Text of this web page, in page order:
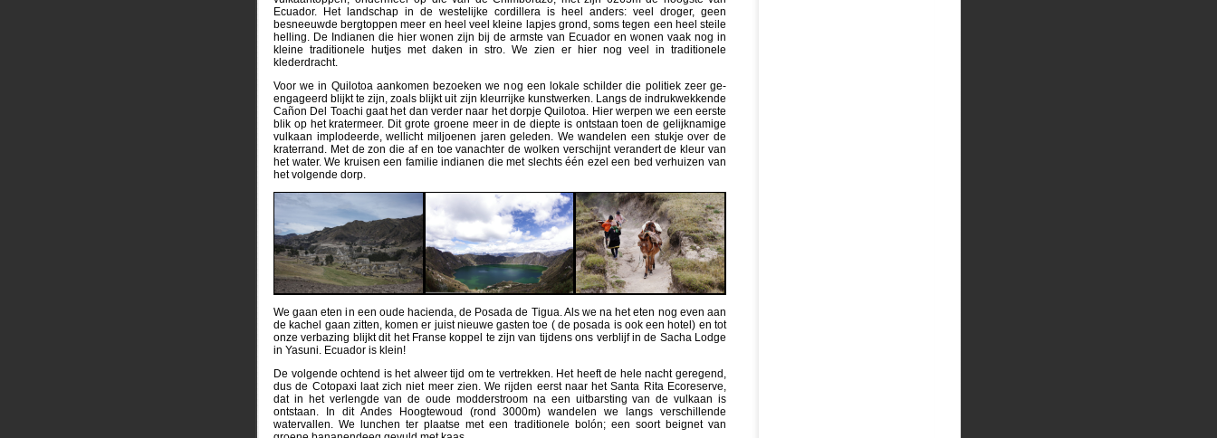
Ecuador. Het landschap in de westelijke cordillera is heel anders: veel droger, geen
besneeuwde bergtoppen meer en heel veel kleine lapjes grond, soms tegen een heel steile
helling. De Indianen die hier wonen zijn bij de armste van Ecuador en wonen vaak nog in
kleine traditionele hutjes met daken in stro. We zien er hier nog veel in traditionele
klederdracht.
Voor we in Quilotoa aankomen bezoeken we nog een lokale schilder die politiek zeer ge-
engageerd blijkt te zijn, zoals blijkt uit zijn kleurrijke kunstwerken. Langs de indrukwekkende
Cañon Del Toachi gaat het dan verder naar het dorpje Quilotoa. Hier werpen we een eerste
blik op het kratermeer. Dit grote groene meer in de diepte is ontstaan toen de gelijknamige
vulkaan implodeerde, wellicht miljoenen jaren geleden. We wandelen een stukje over de
kraterrand. Met de zon die af en toe vanachter de wolken verschijnt verandert de kleur van
het water. We kruisen een familie indianen die met slechts één ezel een bed verhuizen van
het volgende dorp.
We gaan eten in een oude hacienda, de Posada de Tigua. Als we na het eten nog even aan
de kachel gaan zitten, komen er juist nieuwe gasten toe ( de posada is ook een hotel) en tot
onze verbazing blijkt dit het Franse koppel te zijn van tijdens ons verblijf in de Sacha Lodge
in Yasuni. Ecuador is klein!
De volgende ochtend is het alweer tijd om te vertrekken. Het heeft de hele nacht geregend,
dus de Cotopaxi laat zich niet meer zien. We rijden eerst naar het Santa Rita Ecoreserve,
dat in het verlengde van de oude modderstroom na een uitbarsting van de vulkaan is
ontstaan. In dit Andes Hoogtewoud (rond 3000m) wandelen we langs verschillende
watervallen. We lunchen ter plaatse met een traditionele bolón; een soort beignet van